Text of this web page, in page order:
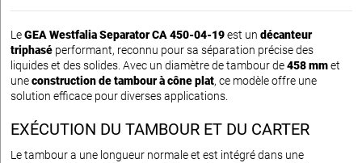
LeGEA Westfalia Separator CA 450-04-19est un décanteur
triphasé performant, reconnu pour sa séparation précise des
liquides et des solides. Avec un diamètre de tambour de458 mmet
uneconstruction de tambour à cône plat, ce modèle offre une
solution efficace pour diverses applications.
EXÉCUTION DU TAMBOUR ET DU CARTER
Le tambour a une longueur normale et est intégré dans une